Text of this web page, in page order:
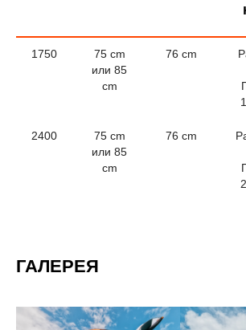
1750
75 cm
или 85
cm
76 cm
2400
75 cm
или 85
cm
76 cm
ГАЛЕРЕЯ